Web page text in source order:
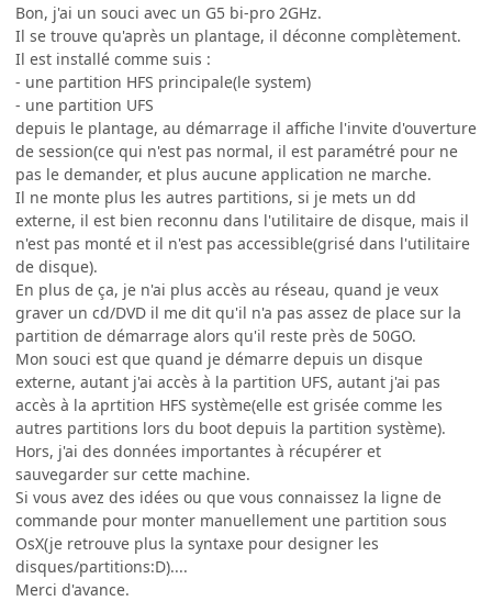
Bon, j'ai un souci avec un G5 bi-pro 2GHz.
Il se trouve qu'après un plantage, il déconne complètement.
Il est installé comme suis :
- une partition HFS principale(le system)
- une partition UFS
depuis le plantage, au démarrage il affiche l'invite d'ouverture
de session(ce qui n'est pas normal, il est paramétré pour ne
pas le demander, et plus aucune application ne marche.
Il ne monte plus les autres partitions, si je mets un dd
externe, il est bien reconnu dans l'utilitaire de disque, mais il
n'est pas monté et il n'est pas accessible(grisé dans l'utilitaire
de disque).
En plus de ça, je n'ai plus accès au réseau, quand je veux
graver un cd/DVD il me dit qu'il n'a pas assez de place sur la
partition de démarrage alors qu'il reste près de 50GO.
Mon souci est que quand je démarre depuis un disque
externe, autant j'ai accès à la partition UFS, autant j'ai pas
accès à la aprtition HFS système(elle est grisée comme les
autres partitions lors du boot depuis la partition système).
Hors, j'ai des données importantes à récupérer et
sauvegarder sur cette machine.
Si vous avez des idées ou que vous connaissez la ligne de
commande pour monter manuellement une partition sous
OsX(je retrouve plus la syntaxe pour designer les
disques/partitions:D)....
Merci d'avance.